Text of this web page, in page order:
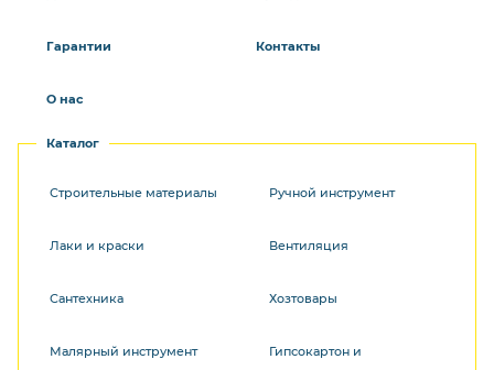
Гарантии
О нас
Контакты
Каталог
Строительные материалы
Лаки и краски
Сантехника
Малярный инструмент
Ручной инструмент
Вентиляция
Хозтовары
Гипсокартон и